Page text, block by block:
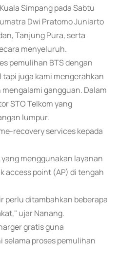
Simpang pada Sabtu
Dwi Pratomo Juniarto
Tanjung Pura, serta
menyeluruh.
pemulihan BTS dengan
juga kami mengerahkan
gangguan. Dalam
STO Telkom yang
lumpur.
recovery services kepada
menggunakan layanan
access point (AP) di tengah
perlu ditambahkan beberapa
ujar Nanang.
gratis guna
proses pemulihan